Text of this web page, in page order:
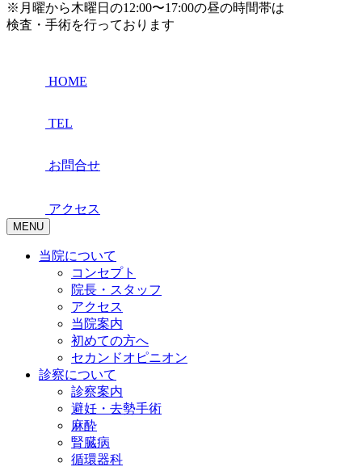
※月曜から木曜日の12:00〜17:00の昼の時間帯は
検査・手術を行っております
HOME
TEL
お問合せ
アクセス
MENU
当院について
コンセプト
院長・スタッフ
アクセス
当院案内
初めての方へ
セカンドオピニオン
診察について
診察案内
避妊・去勢手術
麻酔
腎臓病
循環器科